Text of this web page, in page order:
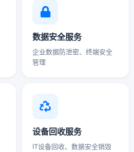
数据安全服务
企业数据防泄密、终端安全
管理
设备回收服务
IT设备回收、数据安全销毁